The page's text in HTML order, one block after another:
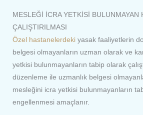
MESLEĞİ İCRA YETKİSİ BULUNMAYAN
ÇALIŞTIRILMASI
Özel hastanelerdeki yasak faaliyetlerin
belgesi olmayanların uzman olarak ve
yetkisi bulunmayanların tabip olarak
düzenleme ile uzmanlık belgesi
mesleğini icra yetkisi bulunmayanların
engellenmesi amaçlanır.